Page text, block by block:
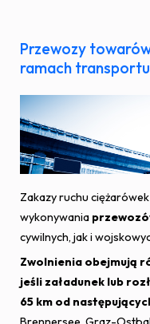
Przewozy
ramach
Zakazy ruchu
wykonywania
cywilnych, jak i
Zwolnienia obejmują
jeśli załadunek lub
65 km od